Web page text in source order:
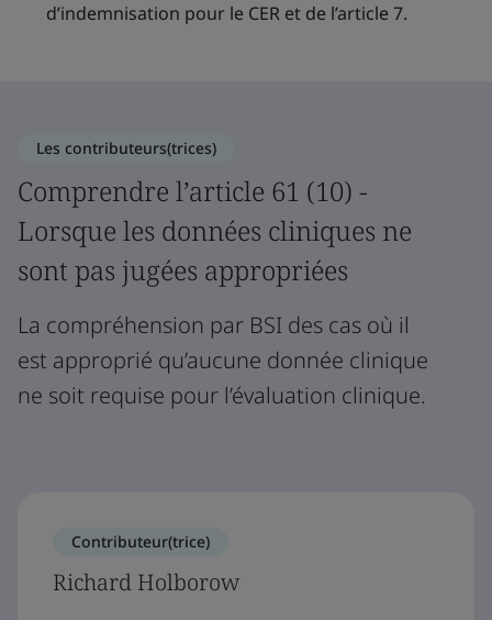
d’indemnisation pour le CER et de l’article 7.
Les contributeurs(trices)
Comprendre l’article 61 (10) -
Lorsque les données cliniques ne
sont pas jugées appropriées
La compréhension par BSI des cas où il
est approprié qu’aucune donnée clinique
ne soit requise pour l’évaluation clinique.
Contributeur(trice)
Richard Holborow